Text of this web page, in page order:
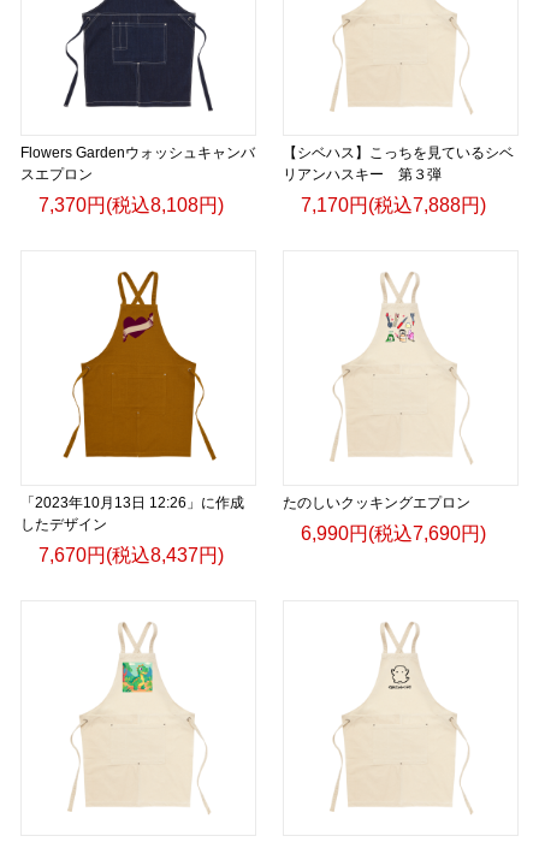
Flowers Gardenウォッシュキャンバ
スエプロン
7,370円(税込8,108円)
【シベハス】こっちを見ているシベ
リアンハスキー 第３弾
7,170円(税込7,888円)
「2023年10月13日 12:26」に作成
したデザイン
7,670円(税込8,437円)
たのしいクッキングエプロン
6,990円(税込7,690円)